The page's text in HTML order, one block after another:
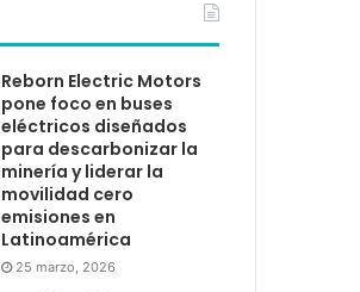
Reborn Electric Motors
pone foco en buses
eléctricos diseñados
para descarbonizar la
minería y liderar la
movilidad cero
emisiones en
Latinoamérica
25 marzo, 2026